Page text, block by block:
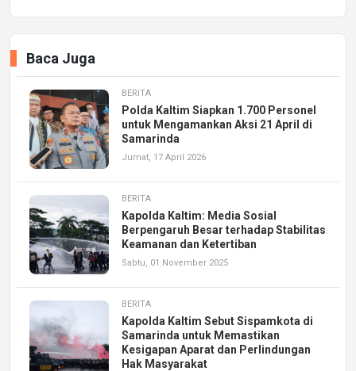
Baca Juga
BERITA
Polda Kaltim Siapkan 1.700 Personel
untuk Mengamankan Aksi 21 April di
Samarinda
Jumat, 17 April 2026
BERITA
Kapolda Kaltim: Media Sosial
Berpengaruh Besar terhadap Stabilitas
Keamanan dan Ketertiban
Sabtu, 01 November 2025
BERITA
Kapolda Kaltim Sebut Sispamkota di
Samarinda untuk Memastikan
Kesigapan Aparat dan Perlindungan
Hak Masyarakat